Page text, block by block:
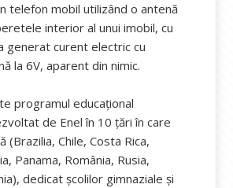
telefon mobil utilizând o antenă
interior al unui imobil, cu
generat curent electric cu
la 6V, aparent din nimic.
programul educațional
de Enel în 10 țări în care
(Brazilia, Chile, Costa Rica,
Panama, România, Rusia,
dedicat școlilor gimnaziale și